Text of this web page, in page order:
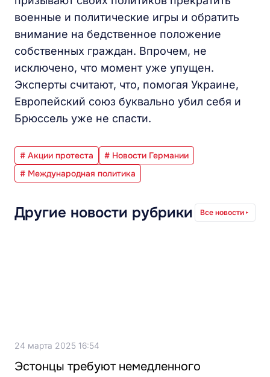
военные и политические игры и обратить
внимание на бедственное положение
собственных граждан. Впрочем, не
исключено, что момент уже упущен.
Эксперты считают, что, помогая Украине,
Европейский союз буквально убил себя и
Брюссель уже не спасти.
# Акции протеста
# Новости Германии
# Международная политика
Другие новости рубрики Все новости
24 марта 2025 16:54
Эстонцы требуют немедленного